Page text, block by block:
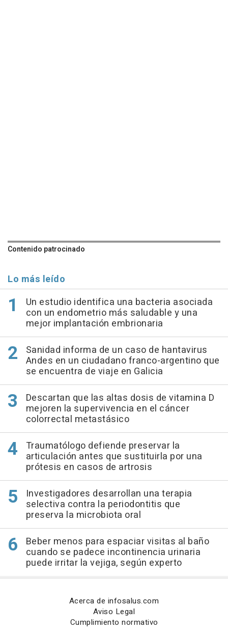
Contenido patrocinado
Lo más leído
Un estudio identifica una bacteria asociada
con un endometrio más saludable y una
mejor implantación embrionaria
Sanidad informa de un caso de hantavirus
Andes en un ciudadano franco-argentino que
se encuentra de viaje en Galicia
Descartan que las altas dosis de vitamina D
mejoren la supervivencia en el cáncer
colorrectal metastásico
Traumatólogo defiende preservar la
articulación antes que sustituirla por una
prótesis en casos de artrosis
Investigadores desarrollan una terapia
selectiva contra la periodontitis que
preserva la microbiota oral
Beber menos para espaciar visitas al baño
cuando se padece incontinencia urinaria
puede irritar la vejiga, según experto
Acerca de infosalus.com
Aviso Legal
Cumplimiento normativo